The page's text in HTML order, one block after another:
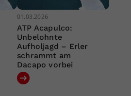
01.03.2026
ATP Acapulco:
Unbelohnte
Aufholjagd – Erler
schrammt am
Dacapo vorbei